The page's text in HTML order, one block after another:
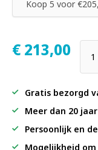
Koop 5 voor
€ 213,00
Gratis bezorgd
Meer dan 20
Persoonlijk en
Mogelijkheid